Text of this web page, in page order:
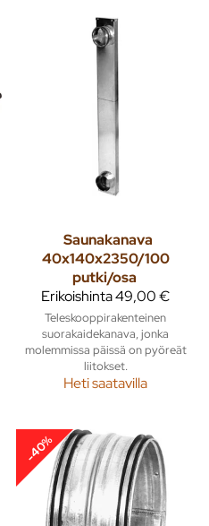
Saunakanava
40x140x2350/100
putki/osa
Erikoishinta49,00 €
Teleskooppirakenteinen
suorakaidekanava, jonka
molemmissa päissä on pyöreät
liitokset.
Heti saatavilla
-40%